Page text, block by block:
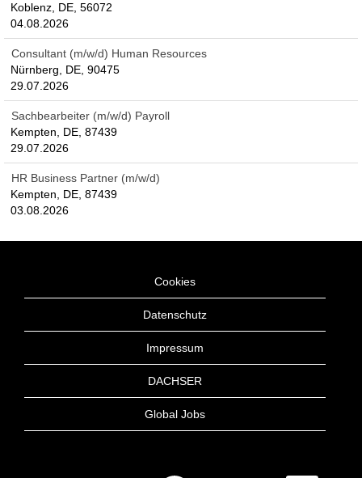
Koblenz, DE, 56072
04.08.2026
Consultant (m/w/d) Human Resources
Nürnberg, DE, 90475
29.07.2026
Sachbearbeiter (m/w/d) Payroll
Kempten, DE, 87439
29.07.2026
HR Business Partner (m/w/d)
Kempten, DE, 87439
03.08.2026
Cookies
Datenschutz
Impressum
DACHSER
Global Jobs